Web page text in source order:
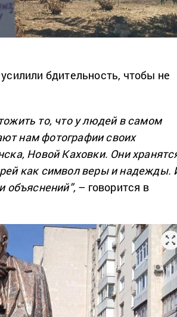
бдительность, чтобы не
то, что у людей в самом
нам фотографии своих
Новой Каховки. Они
как символ веры и надежды.
объяснений”, – говорится в